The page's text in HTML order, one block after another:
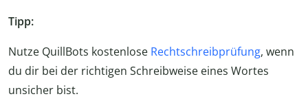
Tipp:
Nutze QuillBots kostenlose Rechtschreibprüfung, wenn
du dir bei der richtigen Schreibweise eines Wortes
unsicher bist.